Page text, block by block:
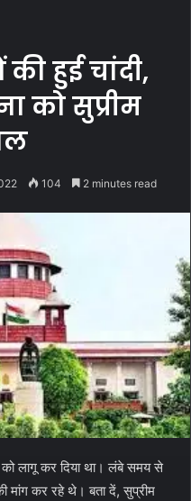
की हुई चांदी,
को सुप्रीम
104 2 minutes read
को लागू कर दिया था। लंबे समय से
मांग कर रहे थे। बता दें, सुप्रीम